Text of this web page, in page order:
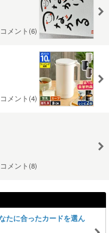
コメント(6)
コメント(4)
コメント(8)
たに合ったカードを選ん